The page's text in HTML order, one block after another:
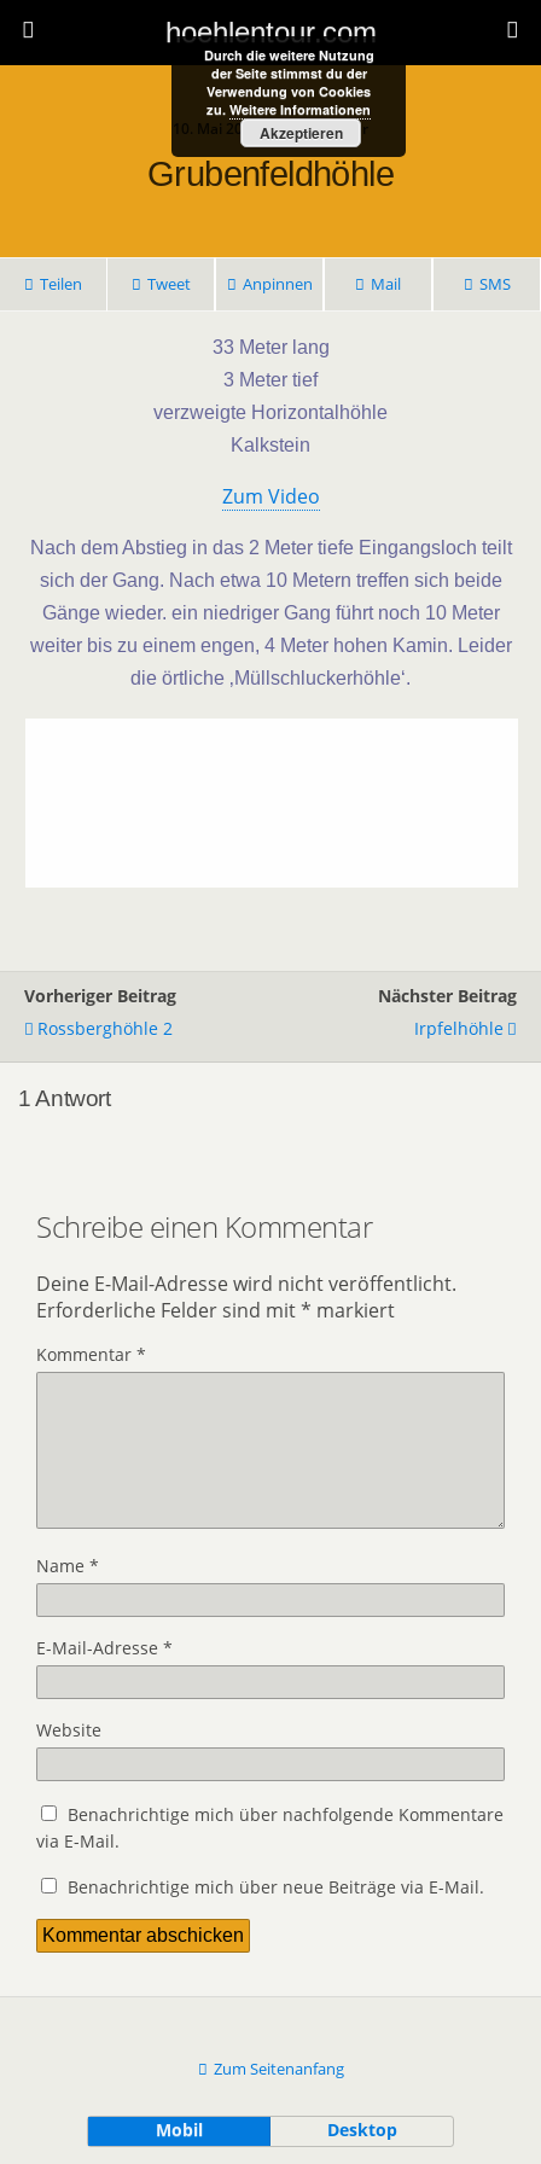
hoehlentour.com
10. Mai 2022 • 1 Kommentar
Grubenfeldhöhle
Teilen Tweet Anpinnen Mail SMS
33 Meter lang
3 Meter tief
verzweigte Horizontalhöhle
Kalkstein
Zum Video
Nach dem Abstieg in das 2 Meter tiefe Eingangsloch teilt
sich der Gang. Nach etwa 10 Metern treffen sich beide
Gänge wieder. ein niedriger Gang führt noch 10 Meter
weiter bis zu einem engen, 4 Meter hohen Kamin. Leider
die örtliche ‚Müllschluckerhöhle‘.
Vorheriger Beitrag
Rossberghöhle 2
Nächster Beitrag
Irpfelhöhle
1 Antwort
Schreibe einen Kommentar
Deine E-Mail-Adresse wird nicht veröffentlicht.
Erforderliche Felder sind mit* markiert
Kommentar *
Name *
E-Mail-Adresse *
Website
Benachrichtige mich über nachfolgende Kommentare
via E-Mail.
Benachrichtige mich über neue Beiträge via E-Mail.
Durch die weitere Nutzung
der Seite stimmst du der
Verwendung von Cookies
zu. Weitere Informationen
Akzeptieren
Zum Seitenanfang
Mobil Desktop